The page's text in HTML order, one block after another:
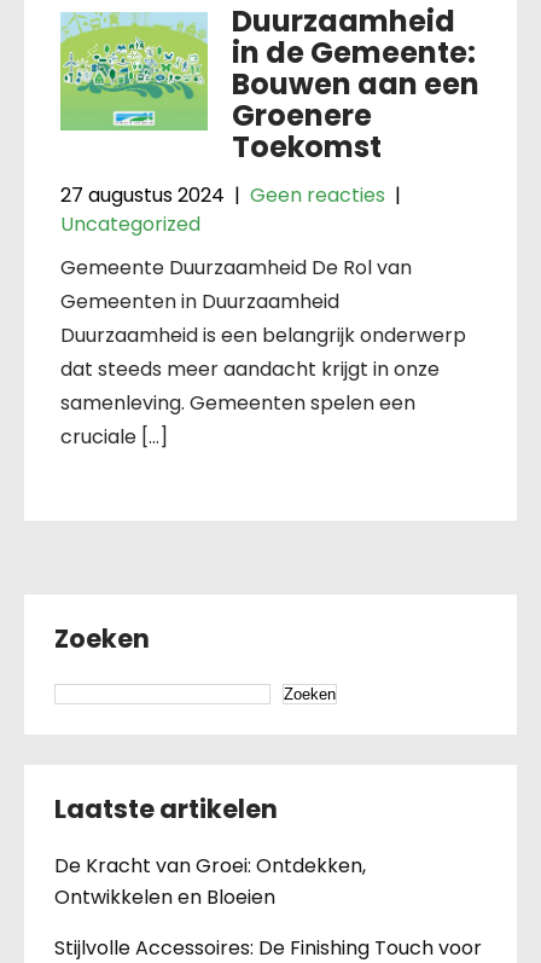
Duurzaamheid
in de Gemeente:
Bouwen aan een
Groenere
Toekomst
27 augustus 2024 | Geen reacties |
Uncategorized
Gemeente Duurzaamheid De Rol van
Gemeenten in Duurzaamheid
Duurzaamheid is een belangrijk onderwerp
dat steeds meer aandacht krijgt in onze
samenleving. Gemeenten spelen een
cruciale […]
Zoeken
Zoeken
Laatste artikelen
De Kracht van Groei: Ontdekken,
Ontwikkelen en Bloeien
Stijlvolle Accessoires: De Finishing Touch voor